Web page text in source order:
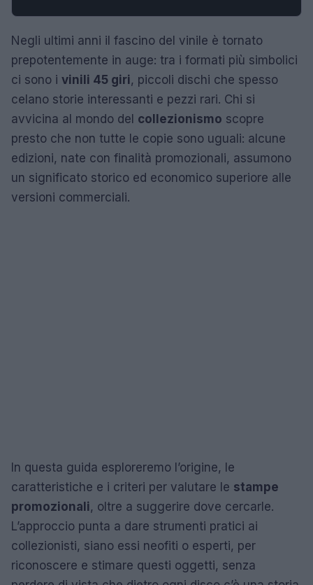
Negli ultimi anni il fascino del vinile è tornato
prepotentemente in auge: tra i formati più simbolici
ci sono i vinili 45 giri, piccoli dischi che spesso
celano storie interessanti e pezzi rari. Chi si
avvicina al mondo del collezionismo scopre
presto che non tutte le copie sono uguali: alcune
edizioni, nate con finalità promozionali, assumono
un significato storico ed economico superiore alle
versioni commerciali.
In questa guida esploreremo l’origine, le
caratteristiche e i criteri per valutare le stampe
promozionali, oltre a suggerire dove cercarle.
L’approccio punta a dare strumenti pratici ai
collezionisti, siano essi neofiti o esperti, per
riconoscere e stimare questi oggetti, senza